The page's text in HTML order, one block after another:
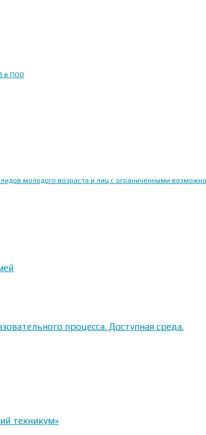
в ПОО
молодого возраста и лиц с ограниченными
процесса. Доступная среда.
техникум»